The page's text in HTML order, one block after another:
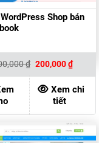
Shop bán
₫ Giá
là:
1,000,000 ₫.
200,000₫Giá
hiện
tại
là:
Xem chi
tiết